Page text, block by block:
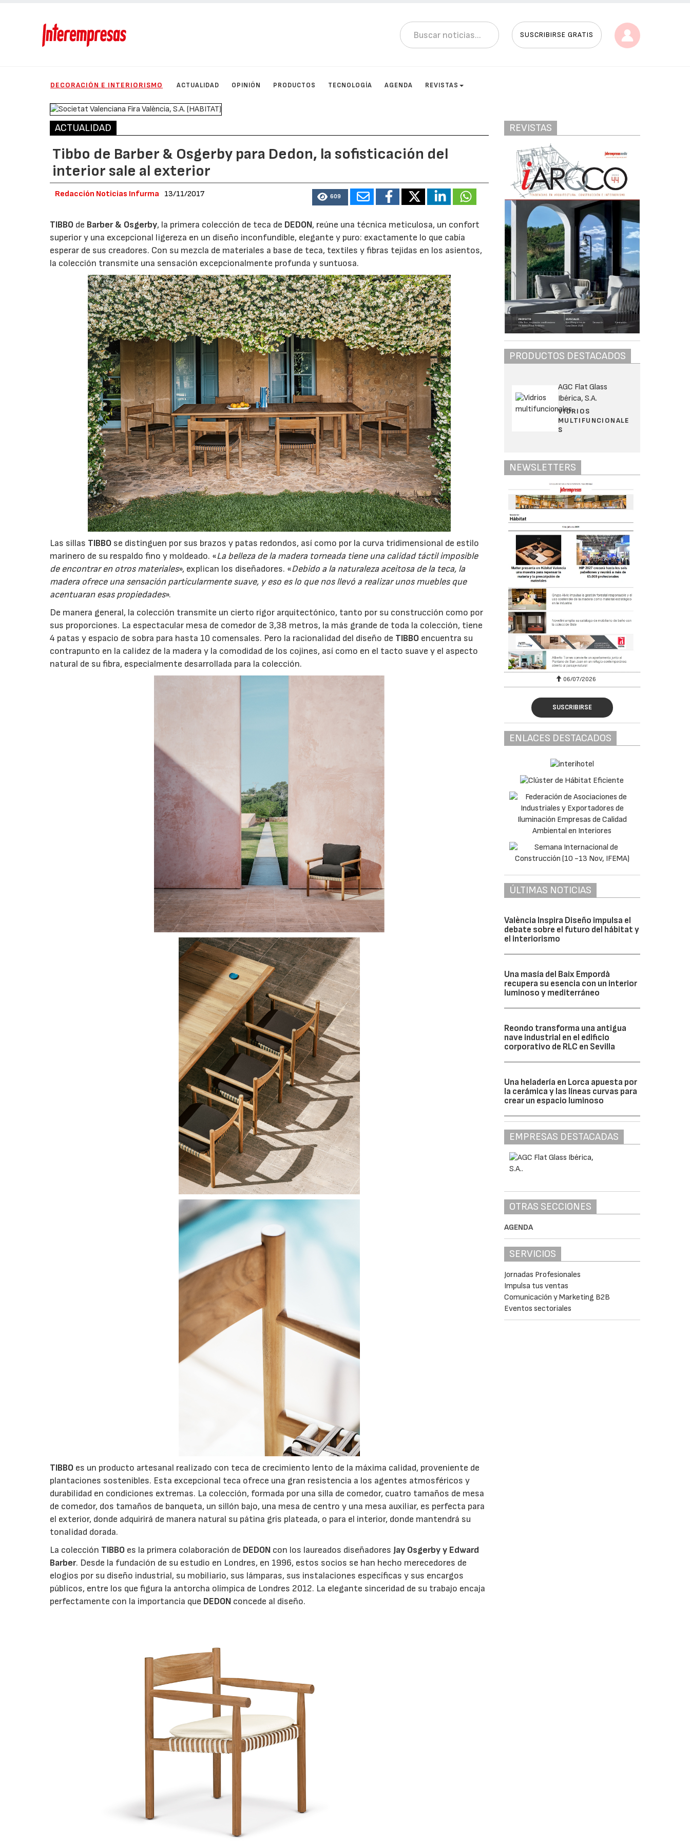
SUSCRIBIRSE GRATIS
DECORACIÓN E INTERIORISMO ACTUALIDAD OPINIÓN PRODUCTOS TECNOLOGÍA AGENDA REVISTAS
ACTUALIDAD
Tibbo de Barber & Osgerby para Dedon, la sofisticación del
interior sale al exterior
Redacción Noticias Infurma 13/11/2017 609
TIBBO de Barber & Osgerby, la primera colección de teca de DEDON, reúne una técnica meticulosa, un confort
superior y una excepcional ligereza en un diseño inconfundible, elegante y puro: exactamente lo que cabía
esperar de sus creadores. Con su mezcla de materiales a base de teca, textiles y fibras tejidas en los asientos,
la colección transmite una sensación excepcionalmente profunda y suntuosa.
Las sillas TIBBO se distinguen por sus brazos y patas redondos, así como por la curva tridimensional de estilo
marinero de su respaldo fino y moldeado. «La belleza de la madera torneada tiene una calidad táctil imposible
de encontrar en otros materiales», explican los diseñadores. «Debido a la naturaleza aceitosa de la teca, la
madera ofrece una sensación particularmente suave, y eso es lo que nos llevó a realizar unos muebles que
acentuaran esas propiedades».
De manera general, la colección transmite un cierto rigor arquitectónico, tanto por su construcción como por
sus proporciones. La espectacular mesa de comedor de 3,38 metros, la más grande de toda la colección, tiene
4 patas y espacio de sobra para hasta 10 comensales. Pero la racionalidad del diseño de TIBBO encuentra su
contrapunto en la calidez de la madera y la comodidad de los cojines, así como en el tacto suave y el aspecto
natural de su fibra, especialmente desarrollada para la colección.
TIBBO es un producto artesanal realizado con teca de crecimiento lento de la máxima calidad, proveniente de
plantaciones sostenibles. Esta excepcional teca ofrece una gran resistencia a los agentes atmosféricos y
durabilidad en condiciones extremas. La colección, formada por una silla de comedor, cuatro tamaños de mesa
de comedor, dos tamaños de banqueta, un sillón bajo, una mesa de centro y una mesa auxiliar, es perfecta para
el exterior, donde adquirirá de manera natural su pátina gris plateada, o para el interior, donde mantendrá su
tonalidad dorada.
La colección TIBBO es la primera colaboración de DEDON con los laureados diseñadoresJay Osgerby y Edward
Barber. Desde la fundación de su estudio en Londres, en 1996, estos socios se han hecho merecedores de
elogios por su diseño industrial, su mobiliario, sus lámparas, sus instalaciones específicas y sus encargos
públicos, entre los que figura la antorcha olímpica de Londres 2012. La elegante sinceridad de su trabajo encaja
perfectamente con la importancia que DEDON concede al diseño.
REVISTAS
PRODUCTOS DESTACADOS
AGC Flat Glass
Ibérica, S.A.
VIDRIOS
MULTIFUNCIONALE
S
NEWSLETTERS
20/07/2026
SUSCRIBIRSE
ENLACES DESTACADOS
ÚLTIMAS NOTICIAS
València Inspira Diseño impulsa el
debate sobre el futuro del hábitat y
el interiorismo
Una masía del Baix Empordà
recupera su esencia con un interior
luminoso y mediterráneo
Reondo transforma una antigua
nave industrial en el edificio
corporativo de RLC en Sevilla
Una heladería en Lorca apuesta por
la cerámica y las líneas curvas para
crear un espacio luminoso
EMPRESAS DESTACADAS
OTRAS SECCIONES
AGENDA
SERVICIOS
Jornadas Profesionales
Impulsa tus ventas
Comunicación y Marketing B2B
Eventos sectoriales